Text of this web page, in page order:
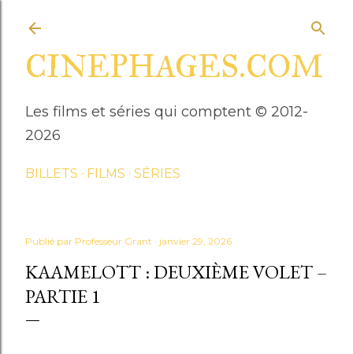
CINEPHAGES.COM
Les films et séries qui comptent © 2012-
2026
BILLETS FILMS SÉRIES
Publié par Professeur Grant janvier 29, 2026
KAAMELOTT : DEUXIÈME VOLET –
PARTIE 1